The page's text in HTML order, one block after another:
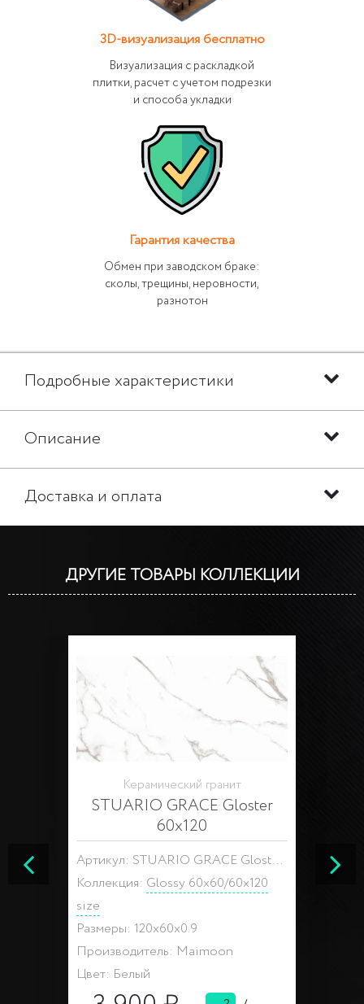
3D-визуализация бесплатно
Визуализация с раскладкой
плитки, расчет с учетом подрезки
и способа укладки
Гарантия качества
Обмен при заводском браке:
сколы, трещины, неровности,
разнотон
Подробные характеристики
Описание
Доставка и оплата
ДРУГИЕ ТОВАРЫ КОЛЛЕКЦИИ
Керамический гранит
STUARIO GRACE Gloster
60x120
Артикул: STUARIO GRACE Gloster 60x120
Коллекция: Glossy 60x60/60x120
size
Размеры: 120x60x0.9
Производитель: Maimoon
Цвет: Белый